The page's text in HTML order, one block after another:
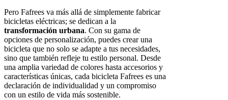
Pero Fafrees va más allá de simplemente fabricar
bicicletas eléctricas; se dedican a la
transformación urbana. Con su gama de
opciones de personalización, puedes crear una
bicicleta que no solo se adapte a tus necesidades,
sino que también refleje tu estilo personal. Desde
una amplia variedad de colores hasta accesorios y
características únicas, cada bicicleta Fafrees es una
declaración de individualidad y un compromiso
con un estilo de vida más sostenible.